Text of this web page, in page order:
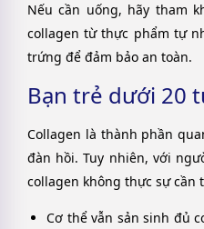
Nếu cần uống, hãy tham
collagen từ thực phẩm tự
trứng để đảm bảo an toàn.
Bạn trẻ dưới 20
Collagen là thành phần
đàn hồi. Tuy nhiên, với
collagen không thực sự cần
Cơ thể vẫn sản sinh đủ